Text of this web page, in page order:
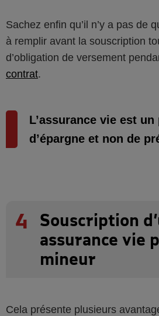
Sachez enfin qu’il n’y a pas de
à remplir avant la souscription
d’obligation de versement
contrat.
L’assurance vie est
d’épargne et non de
4
Souscription
assurance vie
mineur
Cela présente plusieurs